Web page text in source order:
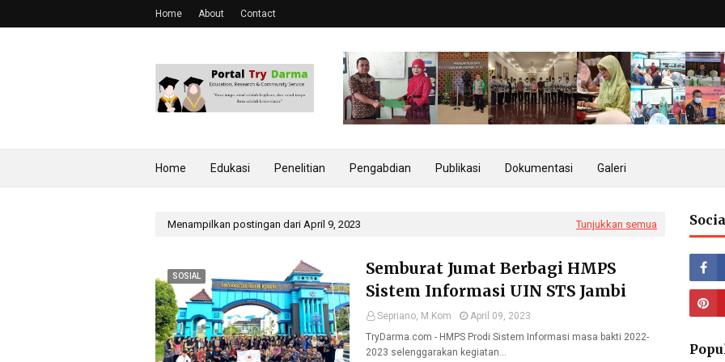
Home About Contact
Home Edukasi Penelitian Pengabdian Publikasi Dokumentasi Galeri
Menampilkan postingan dari April 9, 2023 Tunjukkan semua
SOSIAL
Semburat Jumat Berbagi HMPS
Sistem Informasi UIN STS Jambi
Sepriano, M.Kom
April 09, 2023
TryDarma.com - HMPS Prodi Sistem Informasi masa bakti 2022-
2023 selenggarakan kegiatan…